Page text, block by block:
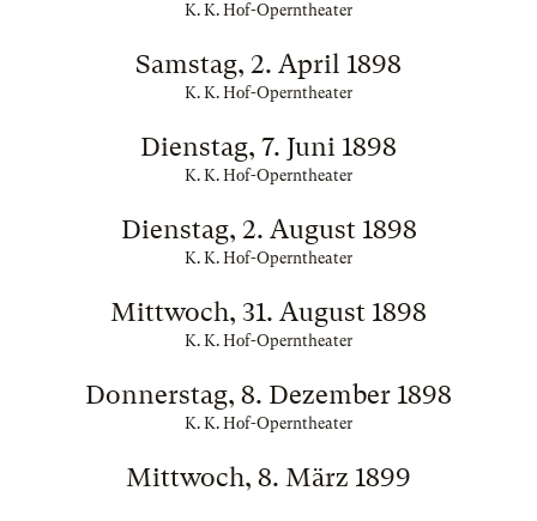
K. K. Hof-Operntheater
Samstag, 2. April 1898
K. K. Hof-Operntheater
Dienstag, 7. Juni 1898
K. K. Hof-Operntheater
Dienstag, 2. August 1898
K. K. Hof-Operntheater
Mittwoch, 31. August 1898
K. K. Hof-Operntheater
Donnerstag, 8. Dezember 1898
K. K. Hof-Operntheater
Mittwoch, 8. März 1899